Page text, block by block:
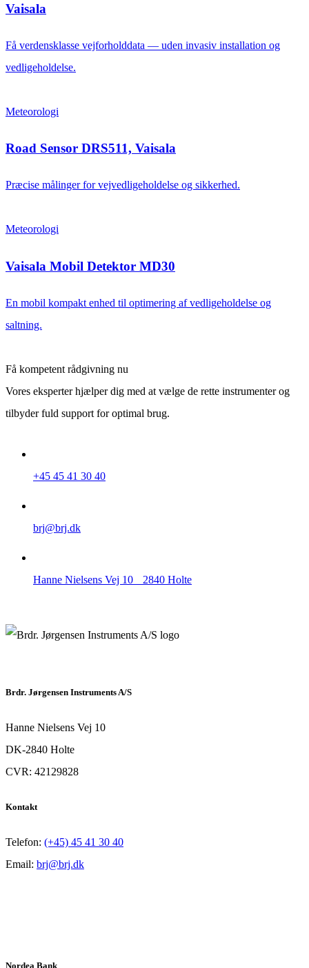
Vaisala
Få verdensklasse vejforholddata — uden invasiv installation og
vedligeholdelse.
Meteorologi
Road Sensor DRS511, Vaisala
Præcise målinger for vejvedligeholdelse og sikkerhed.
Meteorologi
Vaisala Mobil Detektor MD30
En mobil kompakt enhed til optimering af vedligeholdelse og
saltning.
Få kompetent rådgivning nu
Vores eksperter hjælper dig med at vælge de rette instrumenter og
tilbyder fuld support for optimal brug.
+45 45 41 30 40
brj@brj.dk
Hanne Nielsens Vej 10 2840 Holte
Brdr. Jørgensen Instruments A/S
Hanne Nielsens Vej 10
DK-2840 Holte
CVR: 42129828
Kontakt
Telefon: (+45) 45 41 30 40
Email: brj@brj.dk
Nordea Bank